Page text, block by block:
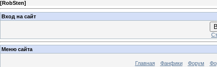
[RobSten]
Вход на сайт
Меню сайта
Главная Фанфики Форум